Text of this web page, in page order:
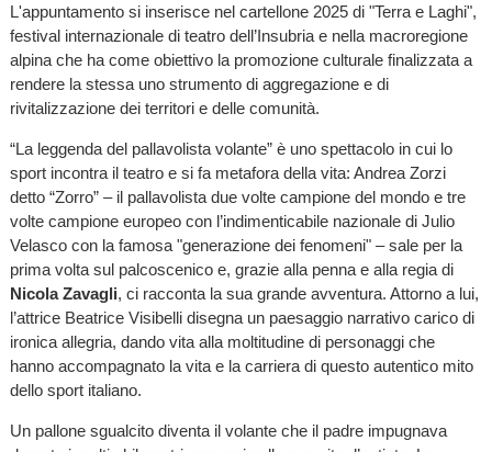
L'appuntamento si inserisce nel cartellone 2025 di "Terra e Laghi",
festival internazionale di teatro dell’Insubria e nella macroregione
alpina che ha come obiettivo la promozione culturale finalizzata a
rendere la stessa uno strumento di aggregazione e di
rivitalizzazione dei territori e delle comunità.
“La leggenda del pallavolista volante” è uno spettacolo in cui lo
sport incontra il teatro e si fa metafora della vita: Andrea Zorzi
detto “Zorro” – il pallavolista due volte campione del mondo e tre
volte campione europeo con l’indimenticabile nazionale di Julio
Velasco con la famosa "generazione dei fenomeni" – sale per la
prima volta sul palcoscenico e, grazie alla penna e alla regia di
Nicola Zavagli, ci racconta la sua grande avventura. Attorno a lui,
l’attrice Beatrice Visibelli disegna un paesaggio narrativo carico di
ironica allegria, dando vita alla moltitudine di personaggi che
hanno accompagnato la vita e la carriera di questo autentico mito
dello sport italiano.
Un pallone sgualcito diventa il volante che il padre impugnava